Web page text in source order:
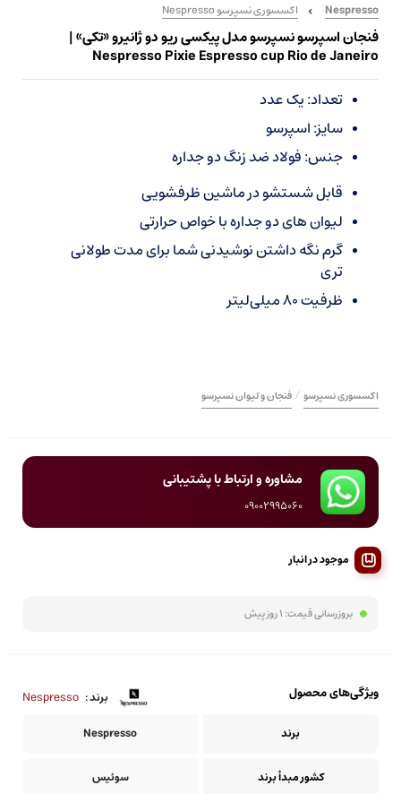
Nespresso اکسسوری نسپرسو Nespresso
فنجان اسپرسو نسپرسو مدل پیکسی ریو دو ژانیرو «تکی» |
Nespresso Pixie Espresso cup Rio de Janeiro
تعداد: یک عدد
سایز: اسپرسو
جنس: فولاد ضد زنگ دو جداره
قابل شستشو در ماشین ظرفشویی
لیوان های دو جداره با خواص حرارتی
گرم نگه داشتن نوشیدنی شما برای مدت طولانی
تری
ظرفیت 80 میلی‌لیتر
اکسسوری نسپرسو / فنجان و لیوان نسپرسو
مشاوره و ارتباط با پشتیبانی
09002995060
موجود در انبار
بروزرسانی قیمت: 1 روز پیش
برند : Nespresso ویژگی‌های محصول
برند Nespresso
کشور مبدأ برند سوئیس